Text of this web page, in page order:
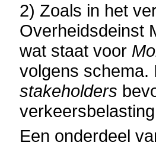
2) Zoals in het
Overheidsdeinst
wat staat voor
volgens schema.
stakeholders
Een onderdeel